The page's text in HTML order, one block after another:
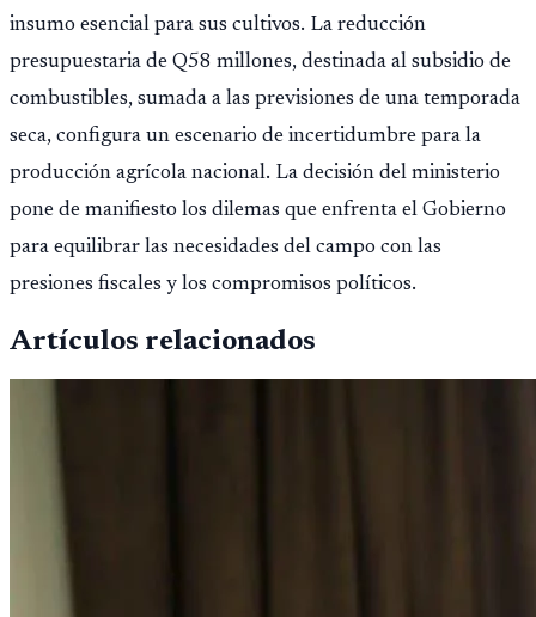
insumo esencial para sus cultivos. La reducción
presupuestaria de Q58 millones, destinada al subsidio de
combustibles, sumada a las previsiones de una temporada
seca, configura un escenario de incertidumbre para la
producción agrícola nacional. La decisión del ministerio
pone de manifiesto los dilemas que enfrenta el Gobierno
para equilibrar las necesidades del campo con las
presiones fiscales y los compromisos políticos.
Artículos relacionados